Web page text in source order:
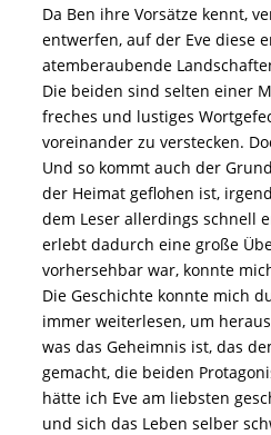
Da Ben ihre Vorsätze kennt,
entwerfen, auf der Eve diese
atemberaubende
Die beiden sind selten einer
freches und lustiges
voreinander zu verstecken.
Und so kommt auch der
der Heimat geflohen ist,
dem Leser allerdings schnell
erlebt dadurch eine große
vorhersehbar war, konnte
Die Geschichte konnte mich
immer weiterlesen, um
was das Geheimnis ist, das
gemacht, die beiden
hätte ich Eve am liebsten
und sich das Leben selber